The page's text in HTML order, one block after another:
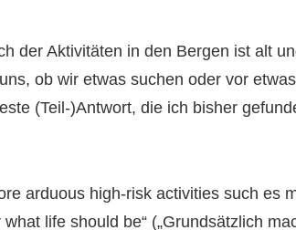
der Aktivitäten in den Bergen ist alt
ob wir etwas suchen oder vor
(Teil-)Antwort, die ich bisher
arduous high-risk activities such es
life should be“ („Grundsätzlich